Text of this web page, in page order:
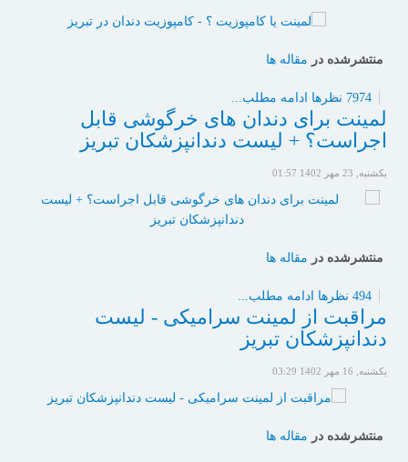
منتشرشده در مقاله ها
7974 نظرها ادامه مطلب...
لمینت برای دندان های خرگوشی قابل
اجراست؟ + لیست دندانپزشکان تبریز
یکشنبه, 23 مهر 1402 01:57
منتشرشده در مقاله ها
494 نظرها ادامه مطلب...
مراقبت از لمینت سرامیکی - لیست
دندانپزشکان تبریز
یکشنبه, 16 مهر 1402 03:29
منتشرشده در مقاله ها